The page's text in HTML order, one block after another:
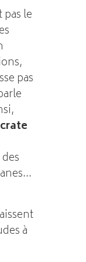
le
pas
à